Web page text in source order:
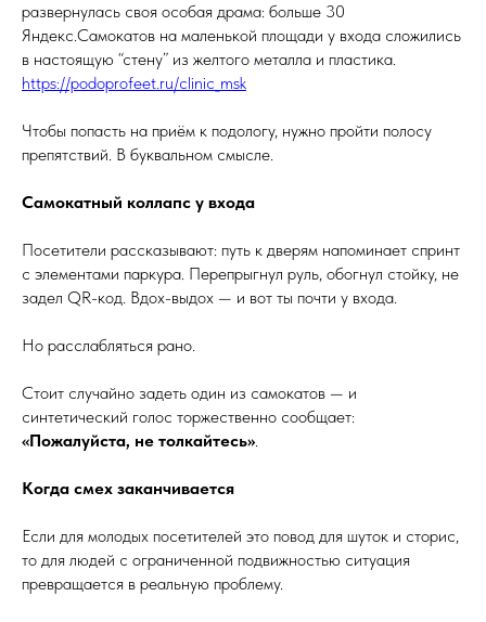
развернулась своя особая драма: больше 30
Яндекс.Самокатов на маленькой площади у входа сложились
в настоящую “стену” из желтого металла и пластика.
https://podoprofeet.ru/clinic_msk
Чтобы попасть на приём к подологу, нужно пройти полосу
препятствий. В буквальном смысле.
Самокатный коллапс у входа
Посетители рассказывают: путь к дверям напоминает спринт
с элементами паркура. Перепрыгнул руль, обогнул стойку, не
задел QR-код. Вдох-выдох — и вот ты почти у входа.
Но расслабляться рано.
Стоит случайно задеть один из самокатов — и
синтетический голос торжественно сообщает:
«Пожалуйста, не толкайтесь».
Когда смех заканчивается
Если для молодых посетителей это повод для шуток и сторис,
то для людей с ограниченной подвижностью ситуация
превращается в реальную проблему.